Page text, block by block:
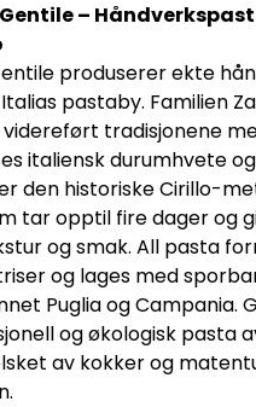
–
produserer ekte
pastaby. Familien
tradisjonene
italiensk durumhvete
den historiske Cirillo-
tar opptil fire dager og
og smak. All pasta
og lages med
Puglia og Campania.
og økologisk pasta
av kokker og